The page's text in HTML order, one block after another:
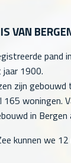
VAN
pand
1900.
zijn
165 woningen.
in Bergen
kunnen we